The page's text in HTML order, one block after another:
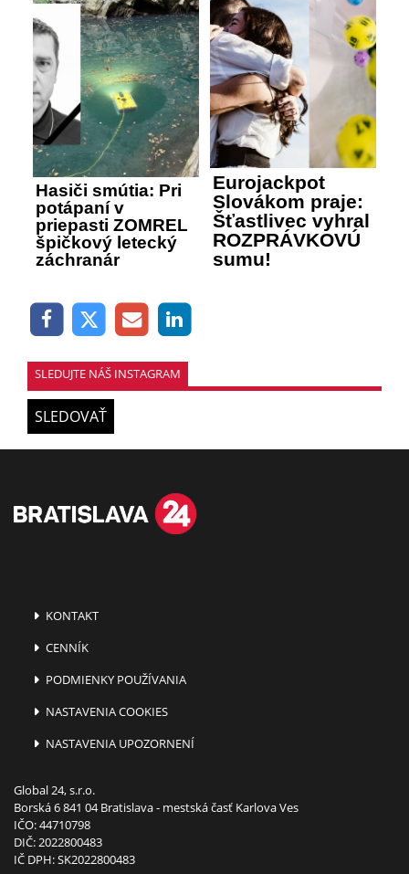
Hasiči smútia: Pri
potápaní v
priepasti ZOMREL
špičkový letecký
záchranár
Eurojackpot
Slovákom praje:
Šťastlivec vyhral
ROZPRÁVKOVÚ
sumu!
SLEDUJTE NÁŠ INSTAGRAM
SLEDOVAŤ
KONTAKT
CENNÍK
PODMIENKY POUŽÍVANIA
NASTAVENIA COOKIES
NASTAVENIA UPOZORNENÍ
Global 24, s.r.o.
Borská 6 841 04 Bratislava - mestská časť Karlova Ves
IČO: 44710798
DIČ: 2022800483
IČ DPH: SK2022800483